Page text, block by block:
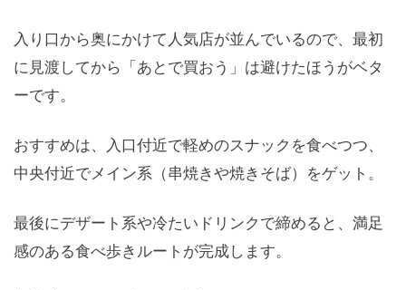
入り口から奥にかけて人気店が並んでいるので、最初
に見渡してから「あとで買おう」は避けたほうがベタ
ーです。
おすすめは、入口付近で軽めのスナックを食べつつ、
中央付近でメイン系（串焼きや焼きそば）をゲット。
最後にデザート系や冷たいドリンクで締めると、満足
感のある食べ歩きルートが完成します。